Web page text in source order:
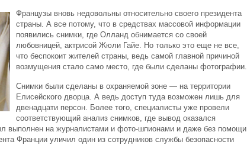
Французы вновь недовольны относительно своего президента
страны. А все потому, что в средствах массовой информации
появились снимки, где Олланд обнимается со своей
любовницей, актрисой Жюли Гайе. Но только это еще не все,
что беспокоит жителей страны, ведь самой главной причиной
возмущения стало само место, где были сделаны фотографии.
Снимки были сделаны в охраняемой зоне — на территории
Елисейского дворца. А ведь доступ туда возможен лишь для
двенадцати персон. Более того, специалисты уже провели
соответствующий анализ снимков, где вывод оказался
выполнен на журналистами и фото-шпионами и даже без помощи
Франции уличил один из сотрудников службы безопасности